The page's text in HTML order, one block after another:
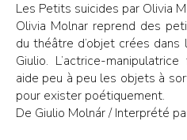
Les Petits suicides par Olivia
Olivia Molnar reprend des
du théâtre d’objet crées
Giulio. L’actrice-
aide peu à peu les objets à
pour exister poétiquement.
De Giulio Molnár / Interprété